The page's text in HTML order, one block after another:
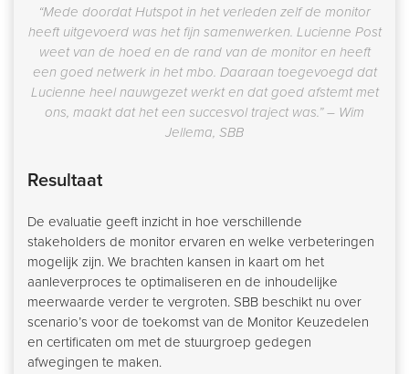
“Mede doordat Hutspot in het verleden zelf de monitor
heeft uitgevoerd was het fijn samenwerken. Lucienne Post
weet van de hoed en de rand van de monitor en heeft
een goed netwerk in het mbo. Daaraan toegevoegd dat
Lucienne heel nauwgezet werkt en dat goed afstemt met
ons, maakt dat het een succesvol traject was.” – Wim
Jellema, SBB
Resultaat
De evaluatie geeft inzicht in hoe verschillende
stakeholders de monitor ervaren en welke verbeteringen
mogelijk zijn. We brachten kansen in kaart om het
aanleverproces te optimaliseren en de inhoudelijke
meerwaarde verder te vergroten. SBB beschikt nu over
scenario’s voor de toekomst van de Monitor Keuzedelen
en certificaten om met de stuurgroep gedegen
afwegingen te maken.